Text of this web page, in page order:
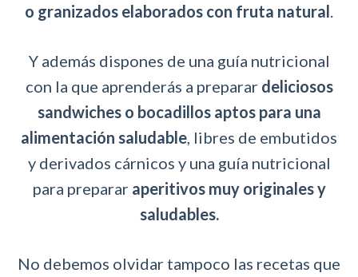
o granizados elaborados con fruta natural.
Y además dispones de una guía nutricional
con la que aprenderás a preparar deliciosos
sandwiches o bocadillos aptos para una
alimentación saludable, libres de embutidos
y derivados cárnicos y una guía nutricional
para preparar aperitivos muy originales y
saludables.
No debemos olvidar tampoco las recetas que